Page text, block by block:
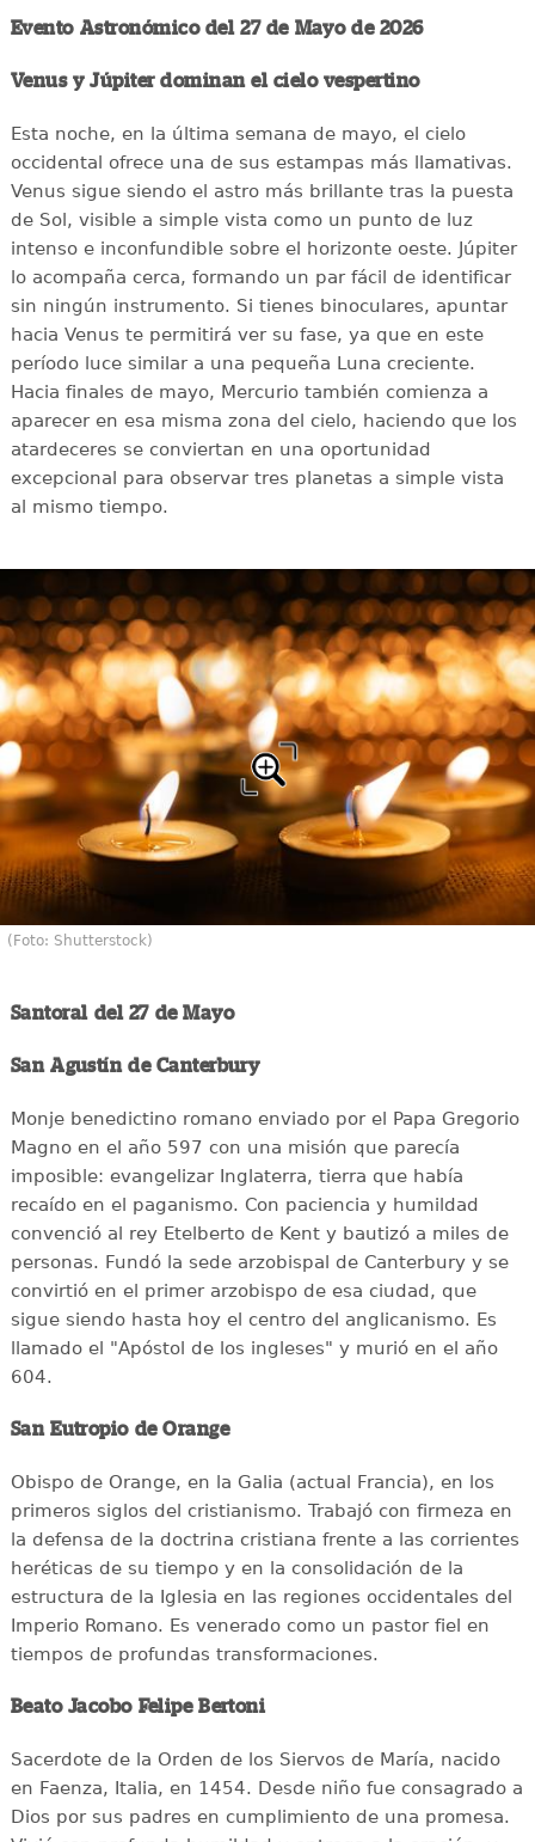
Evento Astronómico del 27 de Mayo de 2026
Venus y Júpiter dominan el cielo vespertino
Esta noche, en la última semana de mayo, el cielo
occidental ofrece una de sus estampas más llamativas.
Venus sigue siendo el astro más brillante tras la puesta
de Sol, visible a simple vista como un punto de luz
intenso e inconfundible sobre el horizonte oeste. Júpiter
lo acompaña cerca, formando un par fácil de identificar
sin ningún instrumento. Si tienes binoculares, apuntar
hacia Venus te permitirá ver su fase, ya que en este
período luce similar a una pequeña Luna creciente.
Hacia finales de mayo, Mercurio también comienza a
aparecer en esa misma zona del cielo, haciendo que los
atardeceres se conviertan en una oportunidad
excepcional para observar tres planetas a simple vista
al mismo tiempo.
(Foto: Shutterstock)
Santoral del 27 de Mayo
San Agustín de Canterbury
Monje benedictino romano enviado por el Papa Gregorio
Magno en el año 597 con una misión que parecía
imposible: evangelizar Inglaterra, tierra que había
recaído en el paganismo. Con paciencia y humildad
convenció al rey Etelberto de Kent y bautizó a miles de
personas. Fundó la sede arzobispal de Canterbury y se
convirtió en el primer arzobispo de esa ciudad, que
sigue siendo hasta hoy el centro del anglicanismo. Es
llamado el "Apóstol de los ingleses" y murió en el año
604.
San Eutropio de Orange
Obispo de Orange, en la Galia (actual Francia), en los
primeros siglos del cristianismo. Trabajó con firmeza en
la defensa de la doctrina cristiana frente a las corrientes
heréticas de su tiempo y en la consolidación de la
estructura de la Iglesia en las regiones occidentales del
Imperio Romano. Es venerado como un pastor fiel en
tiempos de profundas transformaciones.
Beato Jacobo Felipe Bertoni
Sacerdote de la Orden de los Siervos de María, nacido
en Faenza, Italia, en 1454. Desde niño fue consagrado a
Dios por sus padres en cumplimiento de una promesa.